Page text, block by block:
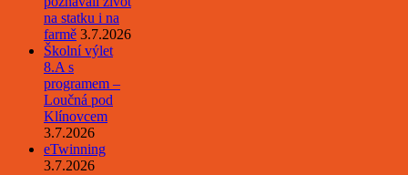
na statku i na
farmě 3.7.2026
Školní výlet
8.A s
programem –
Loučná pod
Klínovcem
3.7.2026
eTwinning
3.7.2026